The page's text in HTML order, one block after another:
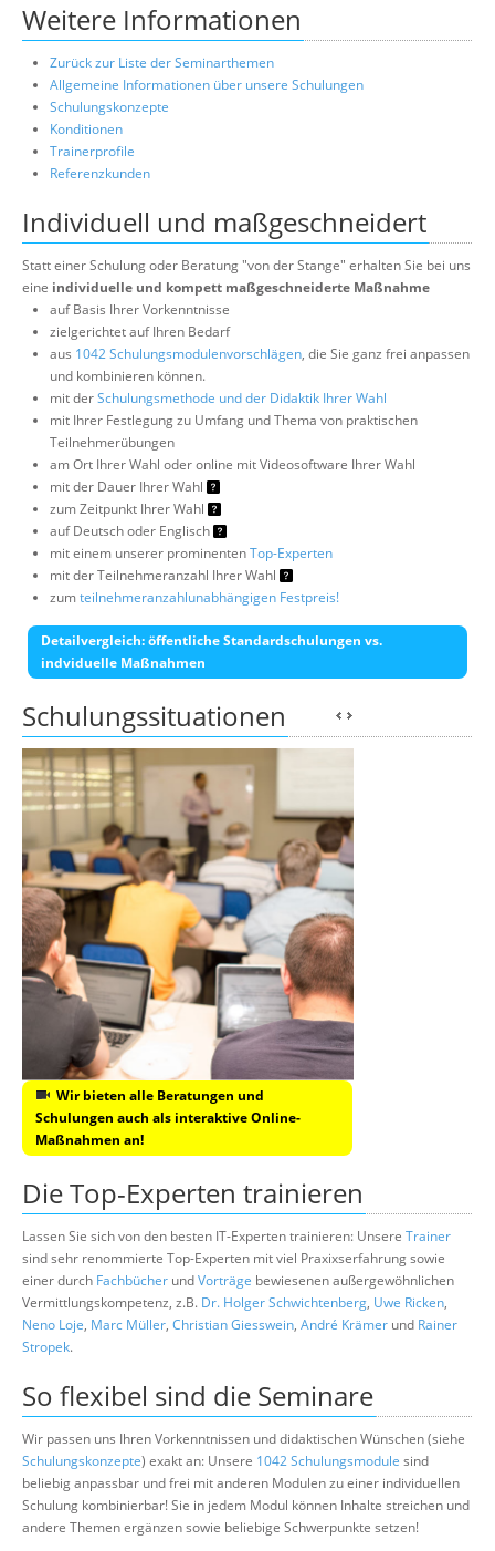
Weitere Informationen
Zurück zur Liste der Seminarthemen
Allgemeine Informationen über unsere Schulungen
Schulungskonzepte
Konditionen
Trainerprofile
Referenzkunden
Individuell und maßgeschneidert
Statt einer Schulung oder Beratung "von der Stange" erhalten Sie bei uns
eine individuelle und kompett maßgeschneiderte Maßnahme
auf Basis Ihrer Vorkenntnisse
zielgerichtet auf Ihren Bedarf
aus 1042 Schulungsmodulenvorschlägen, die Sie ganz frei anpassen
und kombinieren können.
mit derSchulungsmethode und der Didaktik Ihrer Wahl
mit Ihrer Festlegung zu Umfang und Thema von praktischen
Teilnehmerübungen
am Ort Ihrer Wahl oder online mit Videosoftware Ihrer Wahl
mit der Dauer Ihrer Wahl
zum Zeitpunkt Ihrer Wahl
auf Deutsch oder Englisch
mit einem unserer prominentenTop-Experten
mit der Teilnehmeranzahl Ihrer Wahl
zumteilnehmeranzahlunabhängigen Festpreis!
Detailvergleich: öffentliche Standardschulungen vs.
indviduelle Maßnahmen
Schulungssituationen
Wir bieten alle Beratungen und
Schulungen auch als interaktive Online-
Maßnahmen an!
Die Top-Experten trainieren
Lassen Sie sich von den besten IT-Experten trainieren: Unsere Trainer
sind sehr renommierte Top-Experten mit viel Praxixserfahrung sowie
einer durch Fachbücher undVorträge bewiesenen außergewöhnlichen
Vermittlungskompetenz, z.B. Dr. Holger Schwichtenberg, Uwe Ricken,
Neno Loje, Marc Müller, Christian Giesswein, André Krämer und Rainer
Stropek.
So flexibel sind die Seminare
Wir passen uns Ihren Vorkenntnissen und didaktischen Wünschen (siehe
Schulungskonzepte) exakt an: Unsere 1042 Schulungsmodule sind
beliebig anpassbar und frei mit anderen Modulen zu einer individuellen
Schulung kombinierbar! Sie in jedem Modul können Inhalte streichen und
andere Themen ergänzen sowie beliebige Schwerpunkte setzen!